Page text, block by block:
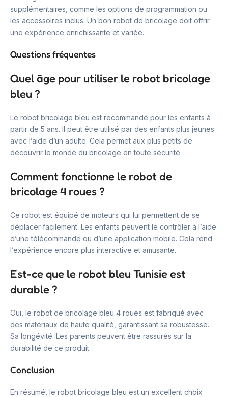
supplémentaires, comme les options de programmation ou
les accessoires inclus. Un bon robot de bricolage doit offrir
une expérience enrichissante et variée.
Questions fréquentes
Quel âge pour utiliser le robot bricolage
bleu ?
Le robot bricolage bleu est recommandé pour les enfants à
partir de 5 ans. Il peut être utilisé par des enfants plus jeunes
avec l’aide d’un adulte. Cela permet aux plus petits de
découvrir le monde du bricolage en toute sécurité.
Comment fonctionne le robot de
bricolage 4 roues ?
Ce robot est équipé de moteurs qui lui permettent de se
déplacer facilement. Les enfants peuvent le contrôler à l’aide
d’une télécommande ou d’une application mobile. Cela rend
l’expérience encore plus interactive et amusante.
Est-ce que le robot bleu Tunisie est
durable ?
Oui, le robot de bricolage bleu 4 roues est fabriqué avec
des matériaux de haute qualité, garantissant sa robustesse.
Sa longévité. Les parents peuvent être rassurés sur la
durabilité de ce produit.
Conclusion
En résumé, le robot bricolage bleu est un excellent choix